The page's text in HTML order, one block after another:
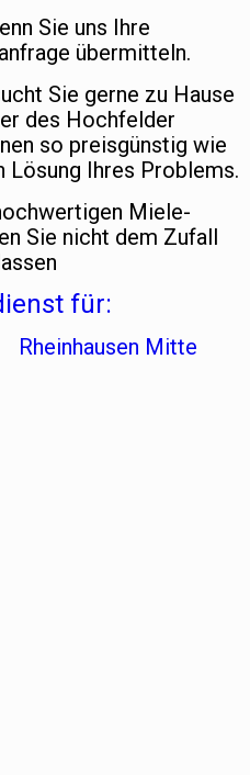
Sie uns Ihre
übermitteln.
Sie gerne zu Hause
des Hochfelder
so preisgünstig wie
Ihres Problems.
Miele-
Sie nicht dem Zufall
für:
Rheinhausen Mitte